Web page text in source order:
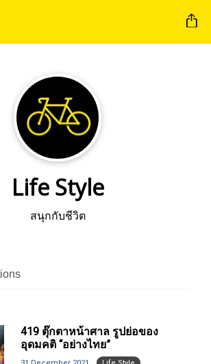
Life Style
สนุกกับชีวิต
419 ตุ๊กตาหน้าศาล รูปย่อของ
อุดมคติ “อย่างไทย”